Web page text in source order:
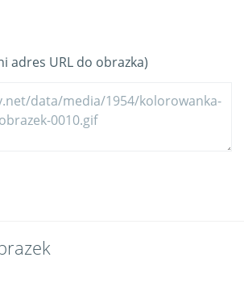
adres URL do obrazka)